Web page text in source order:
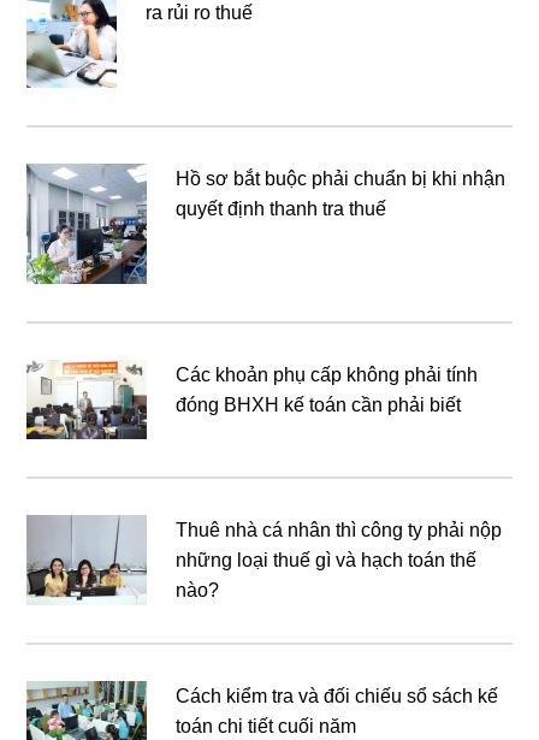
ra rủi ro thuế
Hồ sơ bắt buộc phải chuẩn bị khi nhận
quyết định thanh tra thuế
Các khoản phụ cấp không phải tính
đóng BHXH kế toán cần phải biết
Thuê nhà cá nhân thì công ty phải nộp
những loại thuế gì và hạch toán thế
nào?
Cách kiểm tra và đối chiếu sổ sách kế
toán chi tiết cuối năm